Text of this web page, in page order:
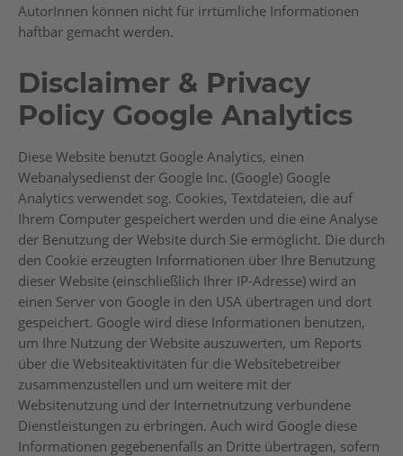
AutorInnen können nicht für irrtümliche Informationen
haftbar gemacht werden.
Disclaimer & Privacy
Policy Google Analytics
Diese Website benutzt Google Analytics, einen
Webanalysedienst der Google Inc. (Google) Google
Analytics verwendet sog. Cookies, Textdateien, die auf
Ihrem Computer gespeichert werden und die eine Analyse
der Benutzung der Website durch Sie ermöglicht. Die durch
den Cookie erzeugten Informationen über Ihre Benutzung
dieser Website (einschließlich Ihrer IP-Adresse) wird an
einen Server von Google in den USA übertragen und dort
gespeichert. Google wird diese Informationen benutzen,
um Ihre Nutzung der Website auszuwerten, um Reports
über die Websiteaktivitäten für die Websitebetreiber
zusammenzustellen und um weitere mit der
Websitenutzung und der Internetnutzung verbundene
Dienstleistungen zu erbringen. Auch wird Google diese
Informationen gegebenenfalls an Dritte übertragen, sofern